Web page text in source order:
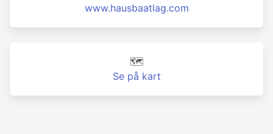
www.hausbaatlag.com
🗺️
Se på kart